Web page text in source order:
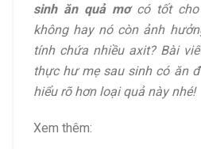
sinh ăn quả mơcó tốt cho
không hay nó còn ảnh
tính chứa nhiều axit? Bài
thực hư mẹ sau sinh có ăn
hiểu rõ hơn loại quả này nhé!
Xem thêm: